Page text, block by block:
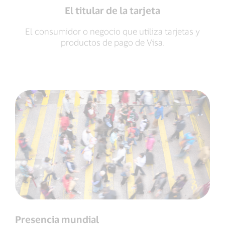
El titular de la tarjeta
El consumidor o negocio que utiliza tarjetas y
productos de pago de Visa.
Presencia mundial